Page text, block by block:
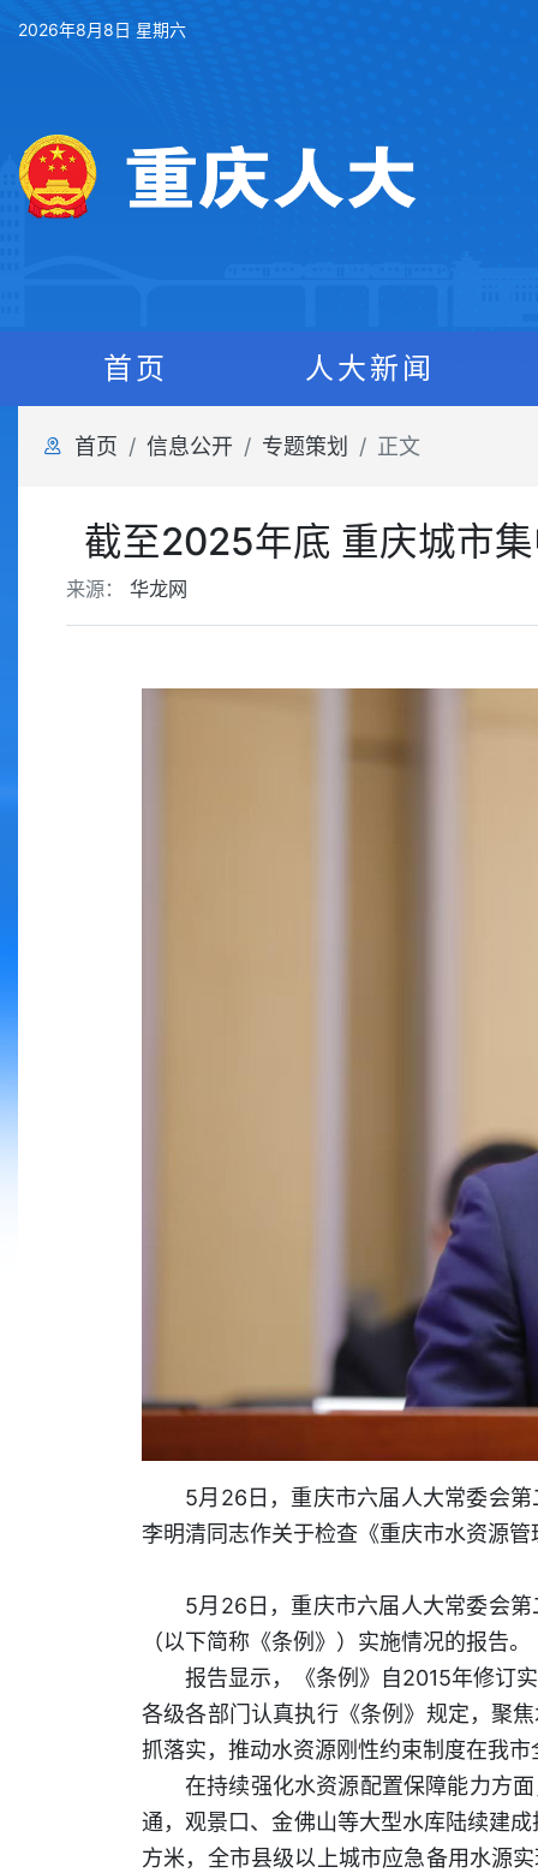
2026年8月8日 星期六
首页 人大新闻
首页 信息公开 专题策划 正文
截至2025年底 重庆城市
来源： 华龙网
5月26日，重庆市六届人大常委会
李明清同志作关于检查《重庆市水资源
5月26日，重庆市六届人大常委会
（以下简称《条例》）实施情况的报告。
报告显示，《条例》自2015年修订
各级各部门认真执行《条例》规定，聚
抓落实，推动水资源刚性约束制度在我
在持续强化水资源配置保障能力方
通，观景口、金佛山等大型水库陆续建
方米，全市县级以上城市应急备用水源